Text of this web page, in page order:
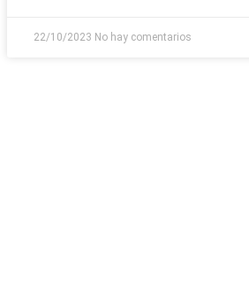
22/10/2023 No hay comentarios